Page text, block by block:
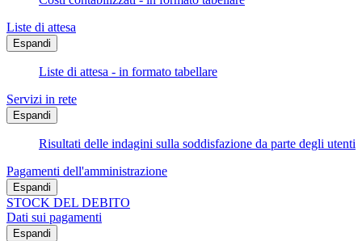
Liste di attesa
Espandi
Liste di attesa - in formato tabellare
Servizi in rete
Espandi
Risultati delle indagini sulla soddisfazione da parte degli utenti
Pagamenti dell'amministrazione
Espandi
STOCK DEL DEBITO
Dati sui pagamenti
Espandi